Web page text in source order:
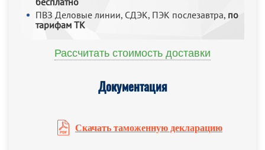
ПВЗ Деловые линии, СДЭК, ПЭК послезавтра, по
тарифам ТК
Рассчитать стоимость доставки
Документация
Скачать таможенную декларацию